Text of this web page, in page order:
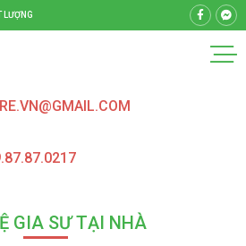
LƯỢNG
GIA SƯ TẠI NHÀ